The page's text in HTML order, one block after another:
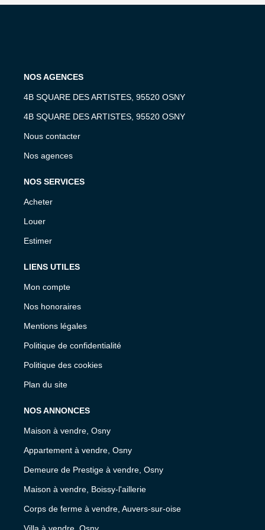
NOS AGENCES
4B SQUARE DES ARTISTES, 95520 OSNY
4B SQUARE DES ARTISTES, 95520 OSNY
Nous contacter
Nos agences
NOS SERVICES
Acheter
Louer
Estimer
LIENS UTILES
Mon compte
Nos honoraires
Mentions légales
Politique de confidentialité
Politique des cookies
Plan du site
NOS ANNONCES
Maison à vendre, Osny
Appartement à vendre, Osny
Demeure de Prestige à vendre, Osny
Maison à vendre, Boissy-l'aillerie
Corps de ferme à vendre, Auvers-sur-oise